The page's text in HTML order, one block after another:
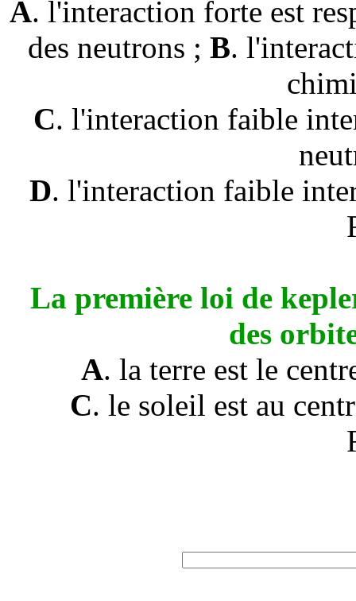
A. l'interaction forte est
des neutrons ; B.
C. l'interaction faible
D. l'interaction faible
La première loi de
des
A. la terre est le
C. le soleil est au